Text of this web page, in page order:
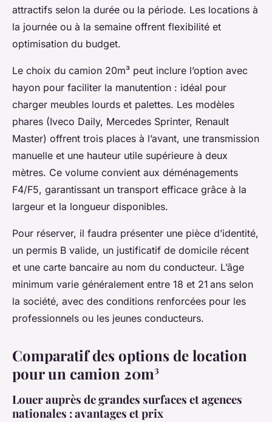
attractifs selon la durée ou la période. Les locations à
la journée ou à la semaine offrent flexibilité et
optimisation du budget.
Le choix du camion 20m³ peut inclure l’option avec
hayon pour faciliter la manutention : idéal pour
charger meubles lourds et palettes. Les modèles
phares (Iveco Daily, Mercedes Sprinter, Renault
Master) offrent trois places à l’avant, une transmission
manuelle et une hauteur utile supérieure à deux
mètres. Ce volume convient aux déménagements
F4/F5, garantissant un transport efficace grâce à la
largeur et la longueur disponibles.
Pour réserver, il faudra présenter une pièce d’identité,
un permis B valide, un justificatif de domicile récent
et une carte bancaire au nom du conducteur. L’âge
minimum varie généralement entre 18 et 21 ans selon
la société, avec des conditions renforcées pour les
professionnels ou les jeunes conducteurs.
Comparatif des options de location
pour un camion 20m³
Louer auprès de grandes surfaces et agences
nationales : avantages et prix